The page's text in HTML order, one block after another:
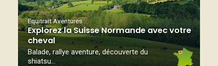
Equitrait Aventures
Explorez la Suisse Normande avec votre
cheval
Balade, rallye aventure, découverte du
shiatsu…